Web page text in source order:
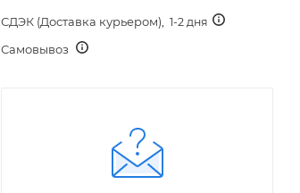
СДЭК (Доставка курьером), 1-2 дня
Самовывоз